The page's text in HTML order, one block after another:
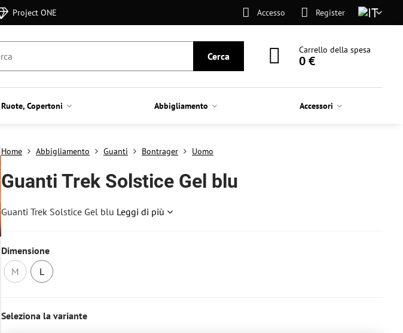
Project ONE Accesso Register
Cerca
Carrello della spesa
0 €
Ruote, Copertoni Abbigliamento Accessori
Home Abbigliamento Guanti Bontrager Uomo
Guanti Trek Solstice Gel blu
Guanti Trek Solstice Gel blu Leggi di più
Dimensione
M
L
Seleziona la variante